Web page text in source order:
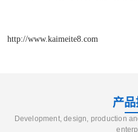
http://www.kaimeite8.com
产
Development, design, production